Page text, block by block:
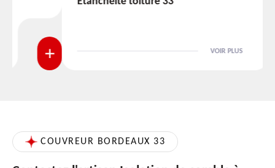
VOIR PLUS
COUVREUR BORDEAUX 33